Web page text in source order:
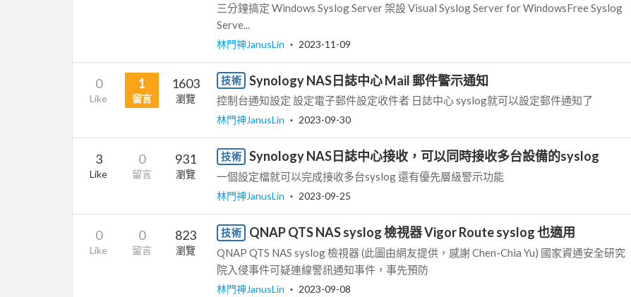
三分鐘搞定 Windows Syslog Server 架設 Visual Syslog Server for WindowsFree Syslog
Serve...
林門神JanusLin ‧ 2023-11-09
0
Like
1
留言
1603
瀏覽
技術 Synology NAS日誌中心 Mail 郵件警示通知
控制台通知設定 設定電子郵件設定收件者 日誌中心 syslog就可以設定郵件通知了
林門神JanusLin ‧ 2023-09-30
3
Like
0
留言
931
瀏覽
技術 Synology NAS日誌中心接收，可以同時接收多台設備的syslog
一個設定檔就可以完成接收多台syslog 還有優先層級警示功能
林門神JanusLin ‧ 2023-09-25
0
Like
0
留言
823
瀏覽
技術 QNAP QTS NAS syslog 檢視器 Vigor Route syslog 也適用
QNAP QTS NAS syslog 檢視器 (此圖由網友提供，感謝 Chen-Chia Yu) 國家資通安全研究
院入侵事件可疑連線警訊通知事件，事先預防
林門神JanusLin ‧ 2023-09-08